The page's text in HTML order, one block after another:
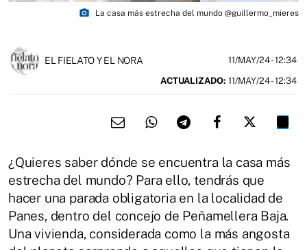
photo_camera La casa más estrecha del mundo @guillermo_mieres
EL FIELATO Y EL NORA 11/MAY/24- 12:34
ACTUALIZADO: 11/MAY/24 - 12:34
¿Quieres saber dónde se encuentra la casa más
estrecha del mundo? Para ello, tendrás que
hacer una parada obligatoria en la localidad de
Panes, dentro del concejo de Peñamellera Baja.
Una vivienda, considerada como la más angosta